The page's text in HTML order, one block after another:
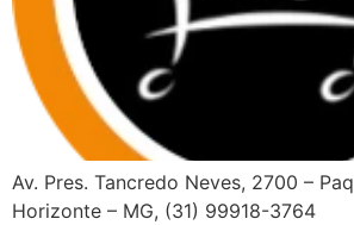
Av. Pres. Tancredo Neves, 2700 –
Horizonte – MG, (31) 99918-3764